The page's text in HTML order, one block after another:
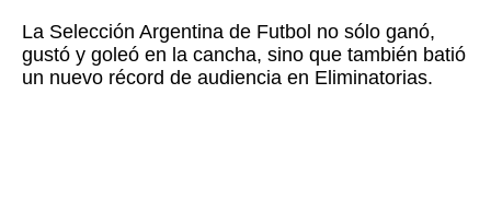
La Selección Argentina de Futbol no sólo ganó,
gustó y goleó en la cancha, sino que también batió
un nuevo récord de audiencia en Eliminatorias.